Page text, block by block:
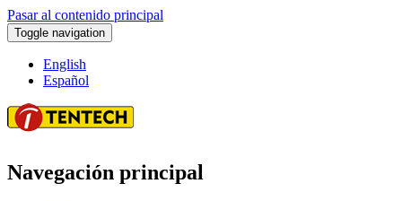
Pasar al contenido principal
Toggle navigation
English
Español
Navegación principal